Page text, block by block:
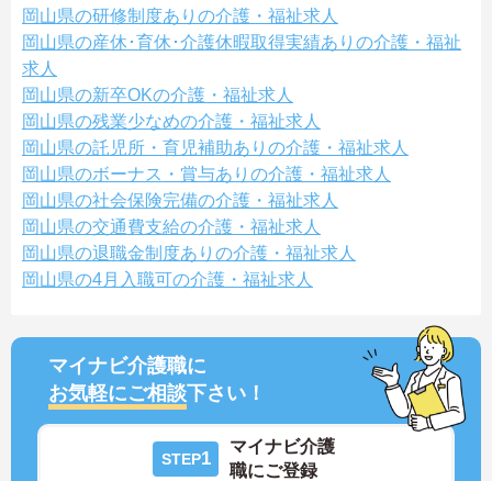
岡山県の研修制度ありの介護・福祉求人
岡山県の産休･育休･介護休暇取得実績ありの介護・福祉
求人
岡山県の新卒OKの介護・福祉求人
岡山県の残業少なめの介護・福祉求人
岡山県の託児所・育児補助ありの介護・福祉求人
岡山県のボーナス・賞与ありの介護・福祉求人
岡山県の社会保険完備の介護・福祉求人
岡山県の交通費支給の介護・福祉求人
岡山県の退職金制度ありの介護・福祉求人
岡山県の4月入職可の介護・福祉求人
マイナビ介護職に
お気軽にご相談下さい！
STEP1
マイナビ介護
職にご登録